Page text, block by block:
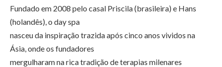
Fundado em 2008 pelo casal Priscila (brasileira) e Hans
(holandês), o day spa
nasceu da inspiração trazida após cinco anos vividos na
Ásia, onde os fundadores
mergulharam na rica tradição de terapias milenares